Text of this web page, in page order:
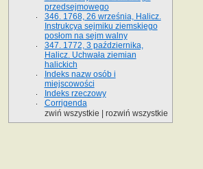
przedsejmowego
346. 1768, 26 września, Halicz.
Instrukcya sejmiku ziemskiego
posłom na sejm walny
347. 1772, 3 października,
Halicz. Uchwała ziemian
halickich
Indeks nazw osób i
miejscowości
Indeks rzeczowy
Corrigenda
zwiń wszystkie
rozwiń wszystkie